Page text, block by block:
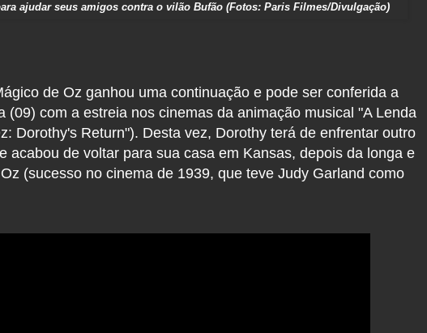
ajudar seus amigos contra o vilão Bufão (Fotos: Paris Filmes/Divulgação)
de Oz ganhou uma continuação e pode ser conferida a
(09) com a estreia nos cinemas da animação musical "A Lenda
Dorothy's Return"). Desta vez, Dorothy terá de enfrentar outro
acabou de voltar para sua casa em Kansas, depois da longa e
(sucesso no cinema de 1939, que teve Judy Garland como